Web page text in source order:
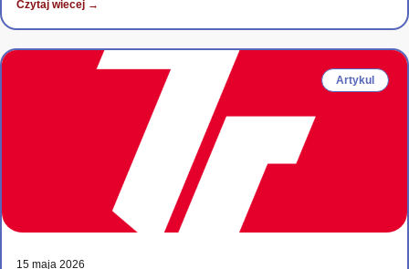
Czytaj wiecej →
Artykul
15 maja 2026